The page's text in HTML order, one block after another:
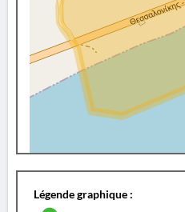
Légende graphique :